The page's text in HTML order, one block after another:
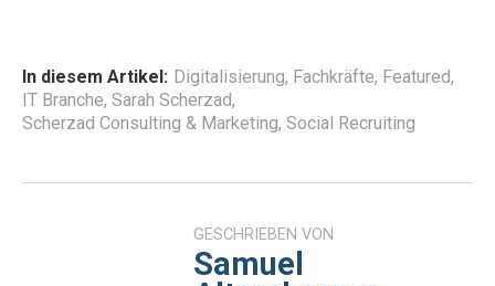
In diesem Artikel: Digitalisierung, Fachkräfte, Featured,
IT Branche, Sarah Scherzad,
Scherzad Consulting & Marketing, Social Recruiting
GESCHRIEBEN VON
Samuel